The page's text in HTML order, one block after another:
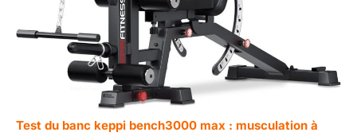
Test du banc keppi bench3000 max : musculation à